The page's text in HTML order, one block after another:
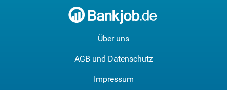
Über uns
AGB und Datenschutz
Impressum